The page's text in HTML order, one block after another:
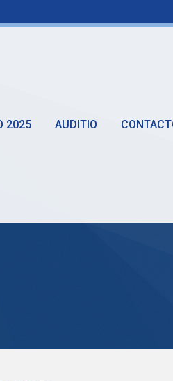
2025 AUDITIO